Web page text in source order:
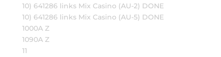
10) 641286 links Mix Casino (AU-2) DONE
10) 641286 links Mix Casino (AU-5) DONE
1000A Z
1090A Z
11